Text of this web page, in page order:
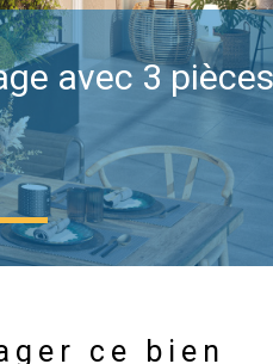
avec 3 pièces
ce bien